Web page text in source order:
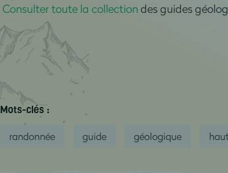
Consulter toute la collection des guides
Mots-clés :
randonnée guide géologique